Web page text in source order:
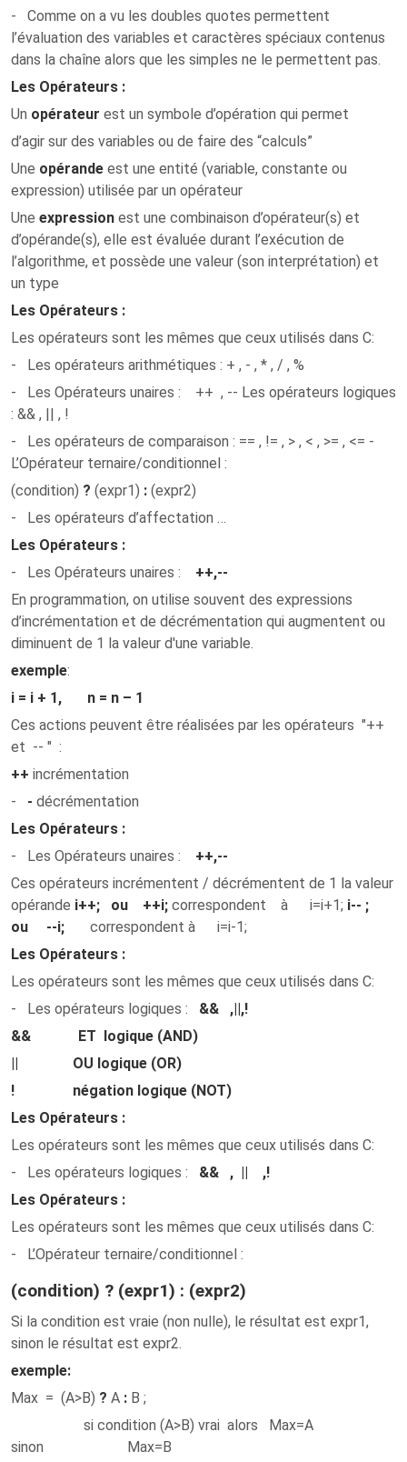
- Comme on a vu les doubles quotes permettent
l’évaluation des variables et caractères spéciaux contenus
dans la chaîne alors que les simples ne le permettent pas.
Les Opérateurs :
Un opérateur est un symbole d’opération qui permet
d’agir sur des variables ou de faire des “calculs”
Une opérande est une entité (variable, constante ou
expression) utilisée par un opérateur
Une expression est une combinaison d’opérateur(s) et
d’opérande(s), elle est évaluée durant l’exécution de
l’algorithme, et possède une valeur (son interprétation) et
un type
Les Opérateurs :
Les opérateurs sont les mêmes que ceux utilisés dans C:
- Les opérateurs arithmétiques : + , - , * , / , %
- Les Opérateurs unaires : ++ , -- Les opérateurs logiques
: && , || , !
- Les opérateurs de comparaison : == , != , > , < , >= , <= -
L’Opérateur ternaire/conditionnel :
(condition) ? (expr1) : (expr2)
- Les opérateurs d’affectation …
Les Opérateurs :
-
Les Opérateurs unaires : ++,--
En programmation, on utilise souvent des expressions
d’incrémentation et de décrémentation qui augmentent ou
diminuent de 1 la valeur d'une variable.
exemple:
i = i + 1 , n = n – 1
Ces actions peuvent être réalisées par les opérateurs "++
et -- " :
++ incrémentation
- - décrémentation
Les Opérateurs :
-
Les Opérateurs unaires : ++,--
Ces opérateurs incrémentent / décrémentent de 1 la valeur
opérande i++; ou ++i; correspondent à i=i+1; i-- ;
ou --i;
correspondent à i=i-1;
Les Opérateurs :
Les opérateurs sont les mêmes que ceux utilisés dans C:
-
Les opérateurs logiques : && , ,!
&&
ET logique (AND)
OU logique (OR)
! négation logique (NOT)
Les Opérateurs :
Les opérateurs sont les mêmes que ceux utilisés dans C:
-
Les opérateurs logiques : && , ,!
Les Opérateurs :
Les opérateurs sont les mêmes que ceux utilisés dans C:
-
L’Opérateur ternaire/conditionnel :
(condition) ? (expr1) : (expr2)
Si la condition est vraie (non nulle), le résultat est expr1,
sinon le résultat est expr2.
exemple:
Max = (A>B) ? A : B ;
si condition (A>B) vrai alors
Max=A
sinon
Max=B